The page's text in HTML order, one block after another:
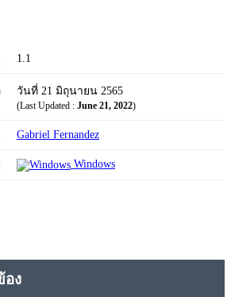
1.1
วันที่ 21 มิถุนายน 2565
(Last Updated : June 21, 2022)
Gabriel Fernandez
Windows
อง